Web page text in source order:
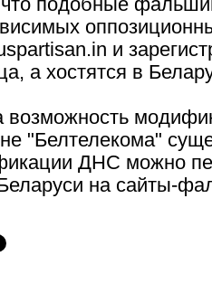
и
а хостятся в
возможность
"Белтелекома"
ДНС можно
на сайты-